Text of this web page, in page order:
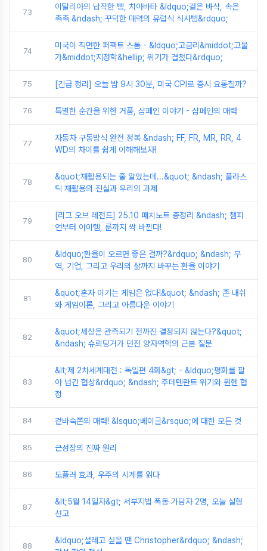
73
이탈리아의 납작한 빵, 치아바타 &ldquo;겉은 바삭, 속은
촉촉 &ndash; 꾸덕한 매력의 유럽식 식사빵&rdquo;
74
미국이 직면한 퍼펙트 스톰 - &ldquo;고금리&middot;고물
가&middot;지정학&hellip; 위기가 겹쳤다&rdquo;
75 [긴급 정리] 오늘 밤 9시 30분, 미국 CPI로 증시 요동칠까?
76 특별한 순간을 위한 거품, 샴페인 이야기 - 샴페인의 매력
77
자동차 구동방식 완전 정복 &ndash; FF, FR, MR, RR, 4
WD의 차이를 쉽게 이해해보자!
78
&quot;재활용되는 줄 알았는데...&quot; &ndash; 플라스
틱 재활용의 진실과 우리의 과제
79
[리그 오브 레전드] 25.10 패치노트 총정리 &ndash; 챔피
언부터 아이템, 룬까지 싹 바뀐다!
80
&ldquo;환율이 오르면 좋은 걸까?&rdquo; &ndash; 무
역, 기업, 그리고 우리의 삶까지 바꾸는 환율 이야기
81
&quot;혼자 이기는 게임은 없다!&quot; &ndash; 존 내쉬
와 게임이론, 그리고 아름다운 이야기
82
&quot;세상은 관측되기 전까진 결정되지 않는다?&quot;
&ndash; 슈뢰딩거가 던진 양자역학의 근본 질문
83
&lt;제 2차세계대전 : 독일편 4화&gt; - &ldquo;평화를 팔
아 넘긴 협상&rdquo; &ndash; 주데텐란트 위기와 뮌헨 협
정
84 겉바속쫀의 매력! &lsquo;베이글&rsquo;에 대한 모든 것
85 근성장의 진짜 원리
86 도플러 효과, 우주의 시계를 읽다
87
&lt;5월 14일자&gt; 서부지법 폭동 가담자 2명, 오늘 실형
선고
88
&ldquo;설레고 싶을 땐 Christopher&rdquo; &ndash;